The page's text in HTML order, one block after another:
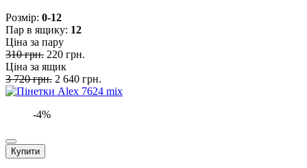
Розмiр: 0-12
Пар в ящику: 12
Ціна за пару
310 грн. 220 грн.
Ціна за ящик
3 720 грн. 2 640 грн.
-4%
Купити